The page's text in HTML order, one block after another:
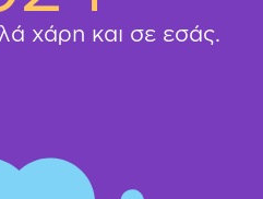
χάρη και σε εσάς.